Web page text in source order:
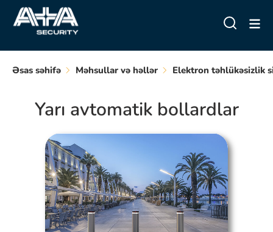
Əsas səhifə Məhsullar və həllər Elektron təhlükəsizlik
Yarı avtomatik bollardlar